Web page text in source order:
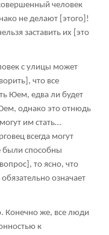
человек
не делают [этого]!
заставить их [это
с улицы может
что все
Юем, едва ли будет
однако это отнюдь
им стать…
всегда могут
были способны
то ясно, что
означает
Конечно же, все люди
к